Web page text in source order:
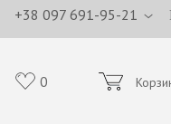
+38 097 691-95-21
0